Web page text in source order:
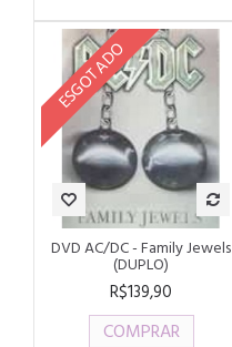
ESGOTADO
DVD AC/DC - Family Jewels
(DUPLO)
R$139,90
COMPRAR